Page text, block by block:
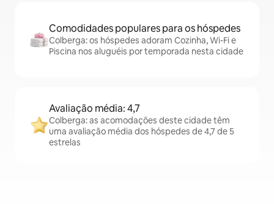
Comodidades populares para os hóspedes
Colberga: os hóspedes adoram Cozinha, Wi-Fi e
Piscina nos aluguéis por temporada nesta cidade
Avaliação média: 4,7
Colberga: as acomodações deste cidade têm
uma avaliação média dos hóspedes de 4,7 de 5
estrelas